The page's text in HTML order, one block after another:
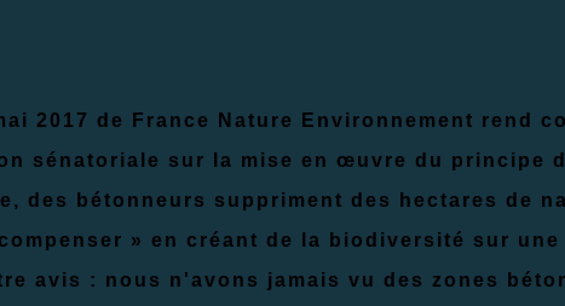
2017 de France Nature Environnement rend
sénatoriale sur la mise en œuvre du principe
des bétonneurs suppriment des hectares de
» en créant de la biodiversité sur une
avis : nous n'avons jamais vu des zones